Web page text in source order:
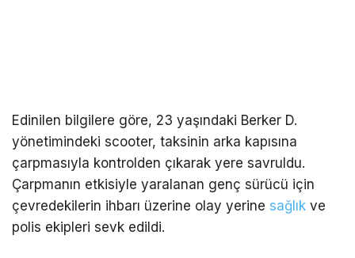
Edinilen bilgilere göre, 23 yaşındaki Berker D.
yönetimindeki scooter, taksinin arka kapısına
çarpmasıyla kontrolden çıkarak yere savruldu.
Çarpmanın etkisiyle yaralanan genç sürücü için
çevredekilerin ihbarı üzerine olay yerine sağlık ve
polis ekipleri sevk edildi.